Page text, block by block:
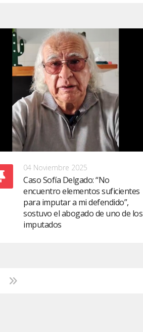
04 Noviembre 2025
Caso Sofía Delgado: “No
encuentro elementos suficientes
para imputar a mi defendido”,
sostuvo el abogado de uno de los
imputados